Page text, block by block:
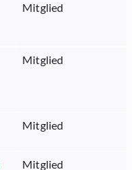
Mitglied
Mitglied
Mitglied
Mitglied